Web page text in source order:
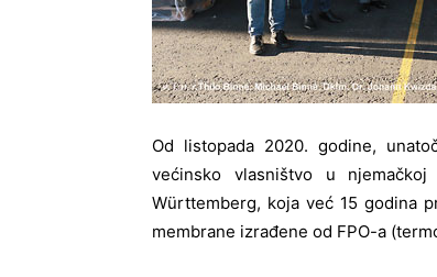
Od listopada 2020. godine,
većinsko vlasništvo u
Württemberg, koja već 15 godina
membrane izrađene od FPO-a